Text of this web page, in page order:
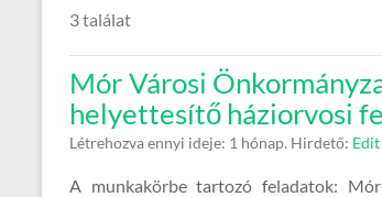
3 találat
Mór Városi
helyettesítő háziorvosi
Létrehozva ennyi ideje: 1 hónap. Hirdető: Edit
A munkakörbe tartozó feladatok: